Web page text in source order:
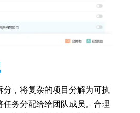
分，将复杂的项目分解为可执
任务分配给给团队成员。合理